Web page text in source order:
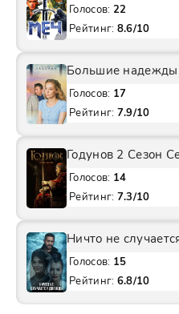
Голосов: 22
Рейтинг: 8.6/10
Большие
Голосов: 17
Рейтинг: 7.9/10
Годунов 2 Сезон
Голосов: 14
Рейтинг: 7.3/10
Ничто не
Голосов: 15
Рейтинг: 6.8/10